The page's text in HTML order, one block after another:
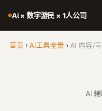
Ai × 数字游民 × 1人公司
首页 › AI工具全景 › AI 内容/
AI